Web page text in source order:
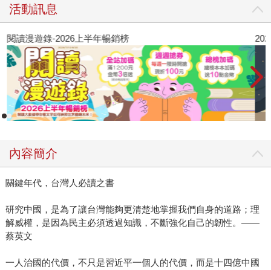
活動訊息
閱讀漫遊錄-2026上半年暢銷榜
內容簡介
關鍵年代，台灣人必讀之書
研究中國，是為了讓台灣能夠更清楚地掌握我們自身的道路；理
解威權，是因為民主必須透過知識，不斷強化自己的韌性。——
蔡英文
一人治國的代價，不只是習近平一個人的代價，而是十四億中國